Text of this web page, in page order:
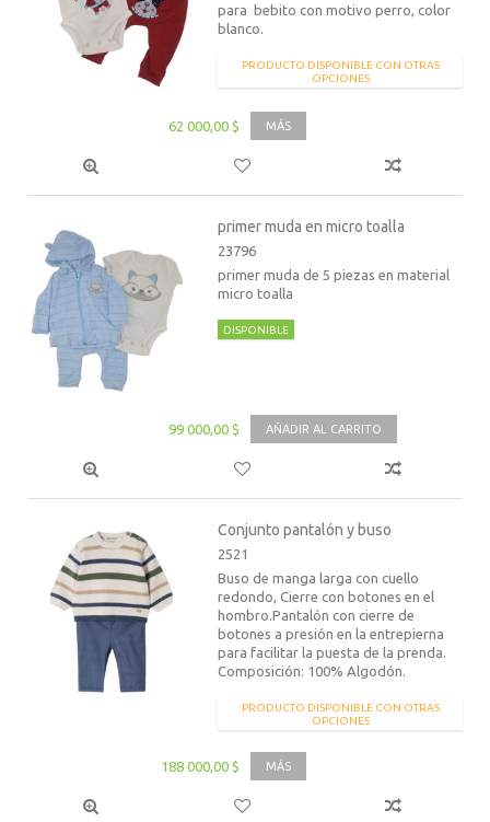
para bebito con motivo perro, color
blanco.
PRODUCTO DISPONIBLE CON OTRAS
OPCIONES
62 000,00 $ MÁS
primer muda en micro toalla
23796
primer muda de 5 piezas en material
micro toalla
DISPONIBLE
99 000,00 $ AÑADIR AL CARRITO
Conjunto pantalón y buso
2521
Buso de manga larga con cuello
redondo, Cierre con botones en el
hombro.Pantalón con cierre de
botones a presión en la entrepierna
para facilitar la puesta de la prenda.
Composición: 100% Algodón.
PRODUCTO DISPONIBLE CON OTRAS
OPCIONES
188 000,00 $ MÁS